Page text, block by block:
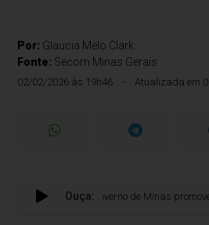
Por: Glaucia Melo Clark
Fonte: Secom Minas Gerais
02/02/2026 às 19h46 Atualizada em
Ouça:
Governo de Minas promove